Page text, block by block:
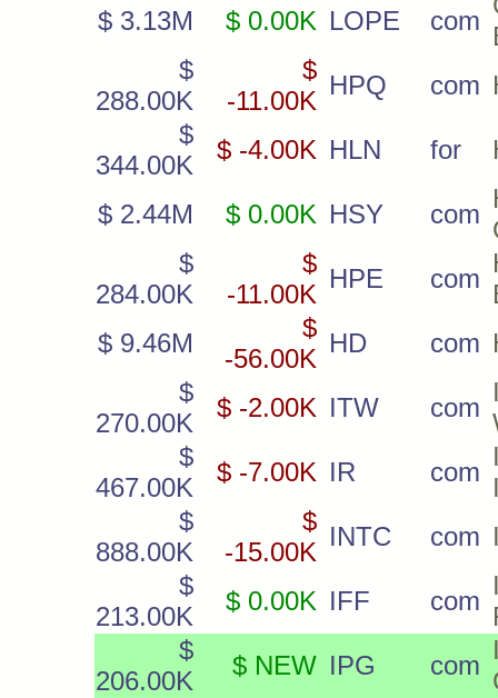
$ 3.13M
$ 0.00K LOPE com
$
288.00K
$
-11.00K
HPQ com
$
344.00K
$ -4.00K HLN for
$ 2.44M $ 0.00K HSY com
$
284.00K
$
-11.00K
HPE com
$ 9.46M
$
-56.00K
HD com
$
270.00K
$ -2.00K ITW com
$
467.00K
$ -7.00K IR com
$
888.00K
$
-15.00K
INTC com
$
213.00K
$ 0.00K IFF com
$
206.00K
$ NEW IPG com